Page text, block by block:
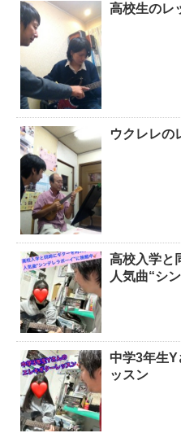
高校生のレ
ウクレレの
高校入学と
人気曲“シ
中学3年生
ッスン